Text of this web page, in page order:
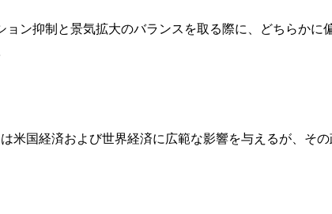
ョン抑制と景気拡大のバランスを取る際に、どちらかに
米国経済および世界経済に広範な影響を与えるが、その